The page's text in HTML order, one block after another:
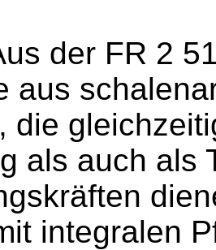
der FR 2
aus
die
als auch als
integralen